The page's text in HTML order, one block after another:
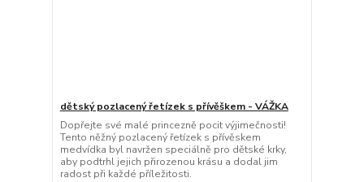
dětský pozlacený řetízek s přívěškem - VÁŽKA
Dopřejte své malé princezně pocit výjimečnosti!
Tento něžný pozlacený řetízek s přívěskem
medvídka byl navržen speciálně pro dětské krky,
aby podtrhl jejich přirozenou krásu a dodal jim
radost při každé příležitosti.